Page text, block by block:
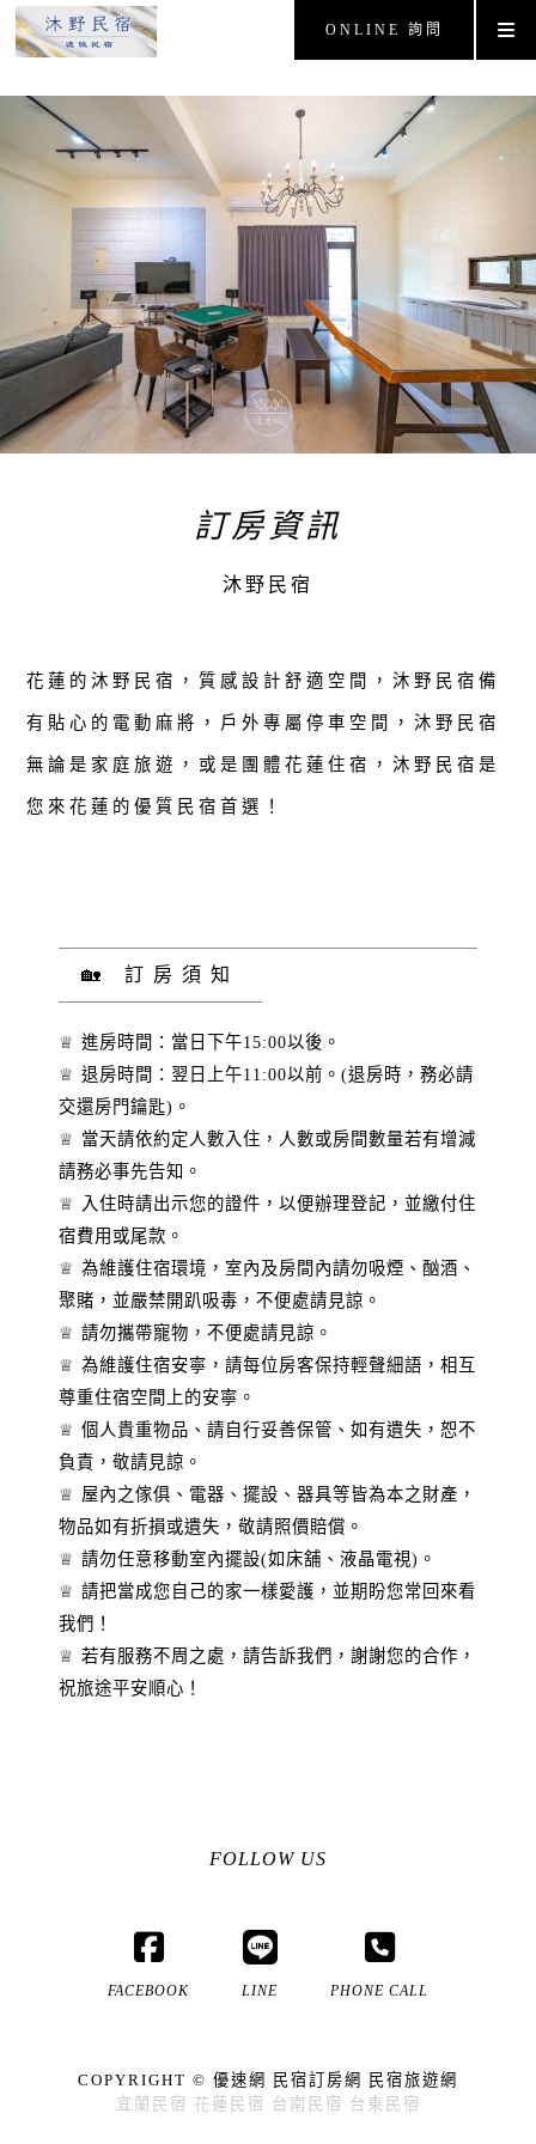
ONLINE 詢問
訂房資訊
沐野民宿
花蓮的沐野民宿，質感設計舒適空間，沐野民宿備
有貼心的電動麻將，戶外專屬停車空間，沐野民宿
無論是家庭旅遊，或是團體花蓮住宿，沐野民宿是
您來花蓮的優質民宿首選！
🏡 訂房須知
♕ 進房時間：當日下午15:00以後。
♕ 退房時間：翌日上午11:00以前。(退房時，務必請
交還房門鑰匙)。
♕ 當天請依約定人數入住，人數或房間數量若有增減
請務必事先告知。
♕ 入住時請出示您的證件，以便辦理登記，並繳付住
宿費用或尾款。
♕ 為維護住宿環境，室內及房間內請勿吸煙、酗酒、
聚賭，並嚴禁開趴吸毒，不便處請見諒。
♕ 請勿攜帶寵物，不便處請見諒。
♕ 為維護住宿安寧，請每位房客保持輕聲細語，相互
尊重住宿空間上的安寧。
♕ 個人貴重物品、請自行妥善保管、如有遺失，恕不
負責，敬請見諒。
♕ 屋內之傢俱、電器、擺設、器具等皆為本之財產，
物品如有折損或遺失，敬請照價賠償。
♕ 請勿任意移動室內擺設(如床舖、液晶電視)。
♕ 請把當成您自己的家一樣愛護，並期盼您常回來看
我們！
♕ 若有服務不周之處，請告訴我們，謝謝您的合作，
祝旅途平安順心！
FOLLOW US
FACEBOOK LINE PHONE CALL
COPYRIGHT © 優速網 民宿訂房網
民宿旅遊網
宜蘭民宿 花蓮民宿 台南民宿 台東民宿